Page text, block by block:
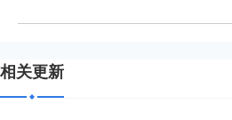
相关更新